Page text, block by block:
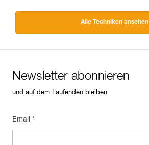
Alle Techniken ansehen
Newsletter abonnieren
und auf dem Laufenden bleiben
Email *